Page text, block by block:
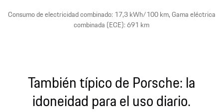
Consumo de electricidad combinado: 17,3 kWh/100 km, Gama eléctrica
combinada (ECE): 691 km
También típico de Porsche: la
idoneidad para el uso diario.